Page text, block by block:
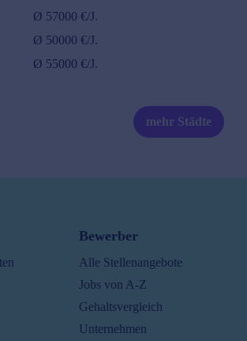
Ø 57000 €/J.
Ø 50000 €/J.
Ø 55000 €/J.
mehr Städte
Bewerber
Alle Stellenangebote
Jobs von A-Z
Gehaltsvergleich
Unternehmen